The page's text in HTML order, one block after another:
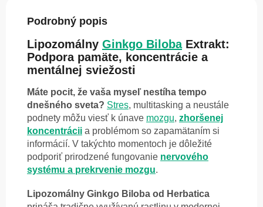
Podrobný popis
Lipozomálny Ginkgo BilobaExtrakt:
Podpora pamäte, koncentrácie a
mentálnej sviežosti
Máte pocit, že vaša myseľ nestíha tempo
dnešného sveta? Stres, multitasking a neustále
podnety môžu viesť k únave mozgu, zhoršenej
koncentrácii a problémom so zapamätaním si
informácií. V takýchto momentoch je dôležité
podporiť prirodzené fungovanie nervového
systému a prekrvenie mozgu.
Lipozomálny Ginkgo Biloba od Herbatica